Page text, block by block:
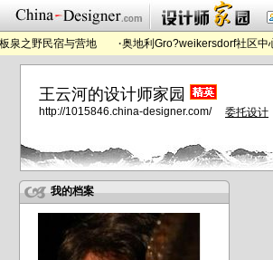
野民宿与营地 奥地利Gro?weikersdorf社区中心
王云河的设计师家园
http://1015846.china-designer.com/ 委托设计
我的档案